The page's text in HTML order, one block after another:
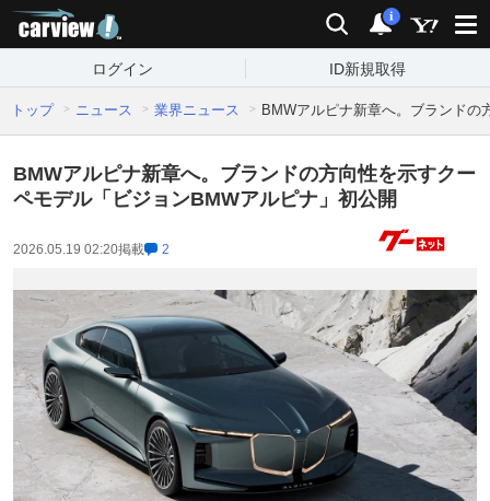
検索 通知
i
ログイン ID新規取得
トップ ニュース 業界ニュース BMWアルピナ新章へ。ブランド
BMWアルピナ新章へ。ブランドの方向性を示すクー
ペモデル「ビジョンBMWアルピナ」初公開
2026.05.19 02:20掲載 2